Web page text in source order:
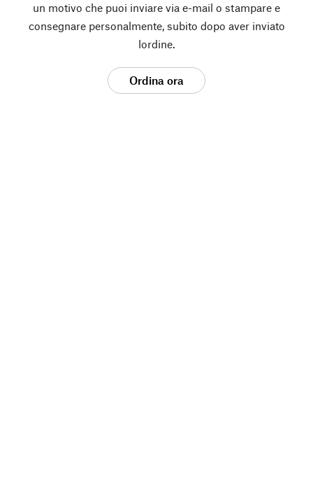
un motivo che puoi inviare via e-mail o stampare e
consegnare personalmente, subito dopo aver inviato
lordine.
Ordina ora